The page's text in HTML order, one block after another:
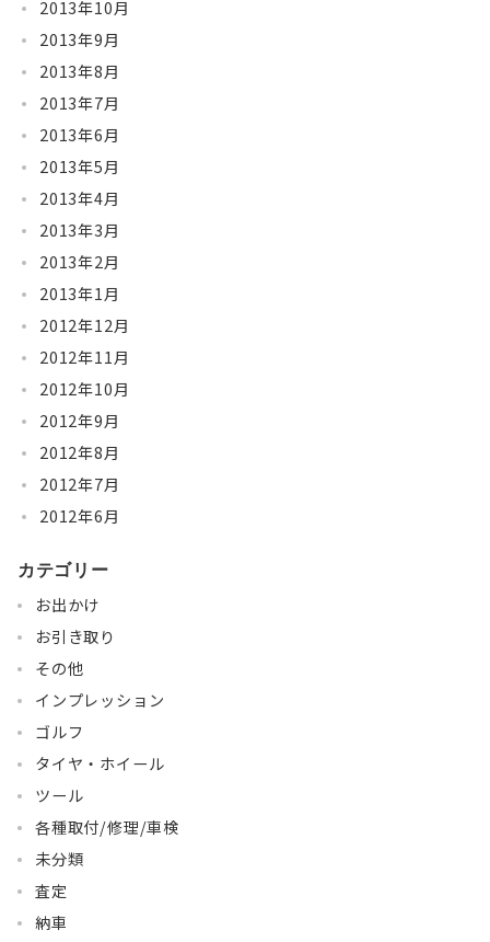
2013年10月
2013年9月
2013年8月
2013年7月
2013年6月
2013年5月
2013年4月
2013年3月
2013年2月
2013年1月
2012年12月
2012年11月
2012年10月
2012年9月
2012年8月
2012年7月
2012年6月
カテゴリー
お出かけ
お引き取り
その他
インプレッション
ゴルフ
タイヤ・ホイール
ツール
各種取付/修理/車検
未分類
査定
納車